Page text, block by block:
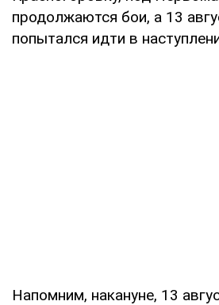
продолжаются бои, а 13
попытался идти в
Напомним, накануне, 13